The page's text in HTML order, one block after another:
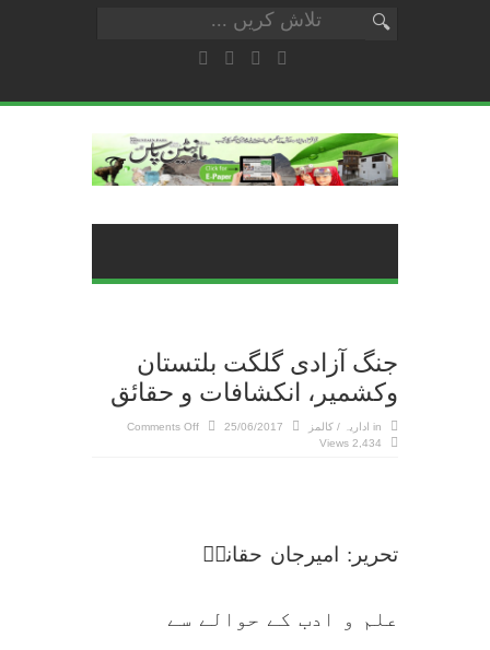
جنگ آزادی گلگت بلتستان
وکشمیر، انکشافات و حقائق
in اداریہ / کالمز 25/06/2017
Comments Off
on
2,434 Views
تحریر: امیرجان حقانیؔ
علم و ادب کے حوالے سے